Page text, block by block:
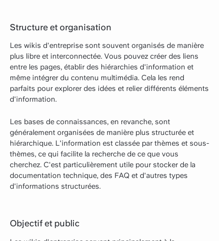
Structure et organisation
Les wikis d'entreprise sont souvent organisés de manière
plus libre et interconnectée. Vous pouvez créer des liens
entre les pages, établir des hiérarchies d'information et
même intégrer du contenu multimédia. Cela les rend
parfaits pour explorer des idées et relier différents éléments
d'information.
Les bases de connaissances, en revanche, sont
généralement organisées de manière plus structurée et
hiérarchique. L'information est classée par thèmes et sous-
thèmes, ce qui facilite la recherche de ce que vous
cherchez. C'est particulièrement utile pour stocker de la
documentation technique, des FAQ et d'autres types
d'informations structurées.
Objectif et public